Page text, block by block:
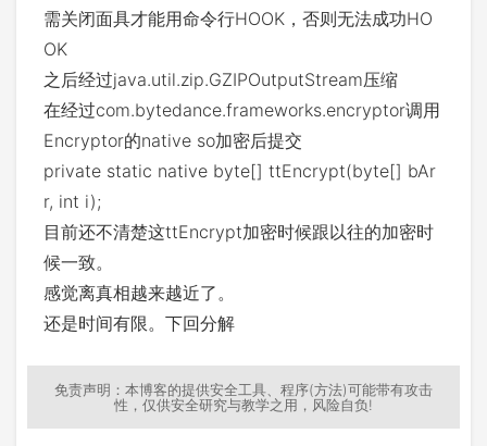
需关闭面具才能用命令行HOOK，否则无法成功HO
OK
之后经过java.util.zip.GZIPOutputStream压缩
在经过com.bytedance.frameworks.encryptor调用
Encryptor的native so加密后提交
private static native byte[] ttEncrypt(byte[] bAr
r, int i);
目前还不清楚这ttEncrypt加密时候跟以往的加密时
候一致。
感觉离真相越来越近了。
还是时间有限。下回分解
免责声明：本博客的提供安全工具、程序(方法)可能带有攻击
性，仅供安全研究与教学之用，风险自负!